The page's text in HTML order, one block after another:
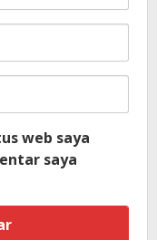
web saya
saya